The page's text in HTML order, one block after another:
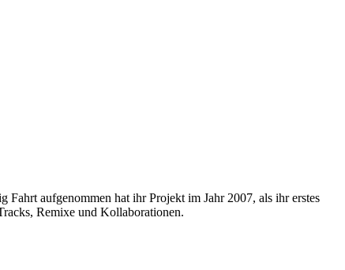
aufgenommen hat ihr Projekt im Jahr 2007, als ihr erstes
Remixe und Kollaborationen.